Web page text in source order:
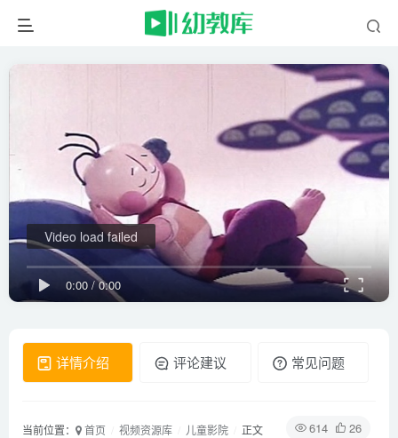
0:00/0:00
Video load failed
详情介绍 评论建议 常见问题
614 26
当前位置： 首页 视频资源库 儿童影院 正文